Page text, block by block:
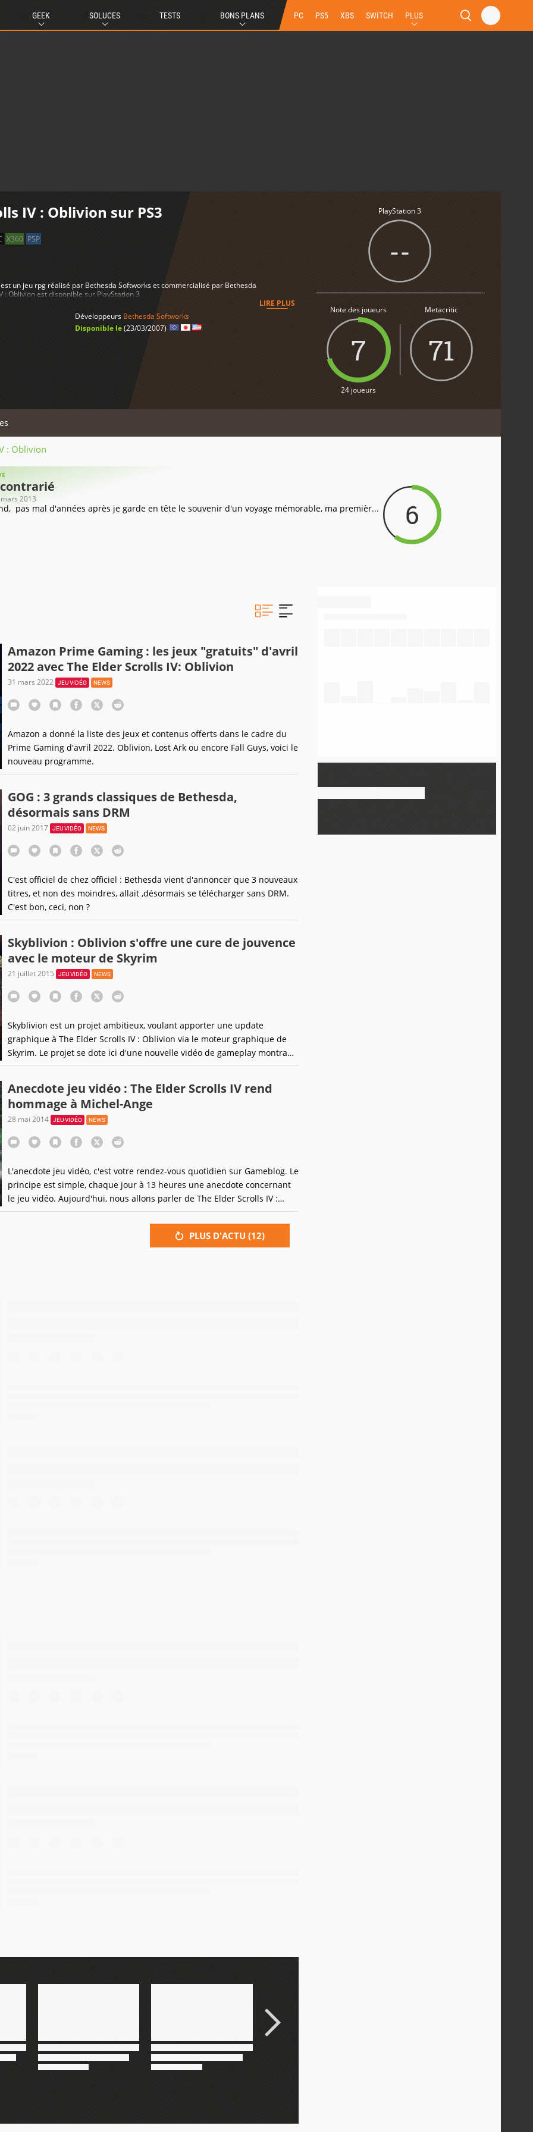
GEEK SOLUCES TESTS BONS PLANS PC PS5 XBS SWITCH PLUS
IV : Oblivion sur PS3
X360 PSP
un jeu rpg réalisé par Bethesda Softworks et commercialisé par Bethesda
: Oblivion est disponible sur PlayStation 3
LIRE PLUS
Développeurs Bethesda Softworks
Disponible le(23/03/2007)
PlayStation 3
--
Note des joueurs
7
24 joueurs
Metacritic
71
: Oblivion
2013
pas mal d'années après je garde en tête le souvenir d'un voyage mémorable, ma premièr... 6
Amazon Prime Gaming : les jeux "gratuits" d'avril
2022 avec The Elder Scrolls IV: Oblivion
31 mars 2022 JEU VIDÉO NEWS
Amazon a donné la liste des jeux et contenus offerts dans le cadre du
Prime Gaming d'avril 2022. Oblivion, Lost Ark ou encore Fall Guys, voici le
nouveau programme.
GOG : 3 grands classiques de Bethesda,
désormais sans DRM
02 juin 2017 JEU VIDÉO NEWS
C'est officiel de chez officiel : Bethesda vient d'annoncer que 3 nouveaux
titres, et non des moindres, allait ,désormais se télécharger sans DRM.
C'est bon, ceci, non ?
Skyblivion : Oblivion s'offre une cure de jouvence
avec le moteur de Skyrim
21 juillet 2015 JEU VIDÉO NEWS
Skyblivion est un projet ambitieux, voulant apporter une update
graphique à The Elder Scrolls IV : Oblivion via le moteur graphique de
Skyrim. Le projet se dote ici d'une nouvelle vidéo de gameplay montrant
la province impériale de Cyrodiil.
Anecdote jeu vidéo : The Elder Scrolls IV rend
hommage à Michel-Ange
28 mai 2014 JEU VIDÉO NEWS
L'anecdote jeu vidéo, c'est votre rendez-vous quotidien sur Gameblog. Le
principe est simple, chaque jour à 13 heures une anecdote concernant
le jeu vidéo. Aujourd'hui, nous allons parler de The Elder Scrolls IV :
Oblivion.
PLUS D'ACTU (12)